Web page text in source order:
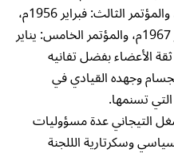
الثاني: اكتوبر 1951م، والمؤتمر الثالث: فبراير 1956م،
والمؤتمر الرابع: اكتوبر 1967م، والمؤتمر الخامس: يناير
ثقة الأعضاء بفضل تفانيه
وجهده القيادي في
تسنمها.
التيجاني عدة مسؤوليات
وسكرتارية الللجنة